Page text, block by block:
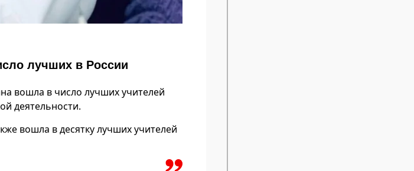
лучших в России
вошла в число лучших учителей
деятельности.
вошла в десятку лучших учителей